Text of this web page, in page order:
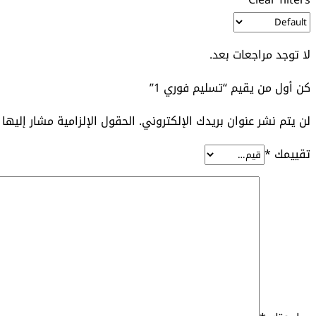
لا توجد مراجعات بعد.
كن أول من يقيم “تسليم فوري 1”
لن يتم نشر عنوان بريدك الإلكتروني. الحقول الإلزامية مشار
تقييمك *